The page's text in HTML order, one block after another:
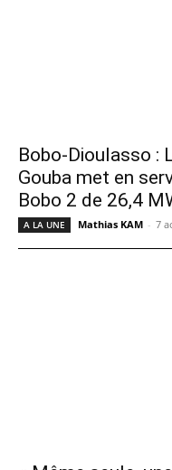
Bobo-Dioulasso :
Gouba met en
Bobo 2 de 26,4
A LA UNE Mathias KAM - 7